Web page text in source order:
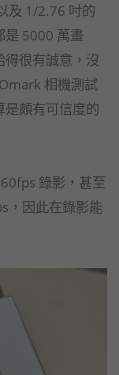
及 1/2.76 吋的
是 5000 萬畫
很有誠意，沒
相機測試
是頗有可信度的
錄影，甚至
，因此在錄影能